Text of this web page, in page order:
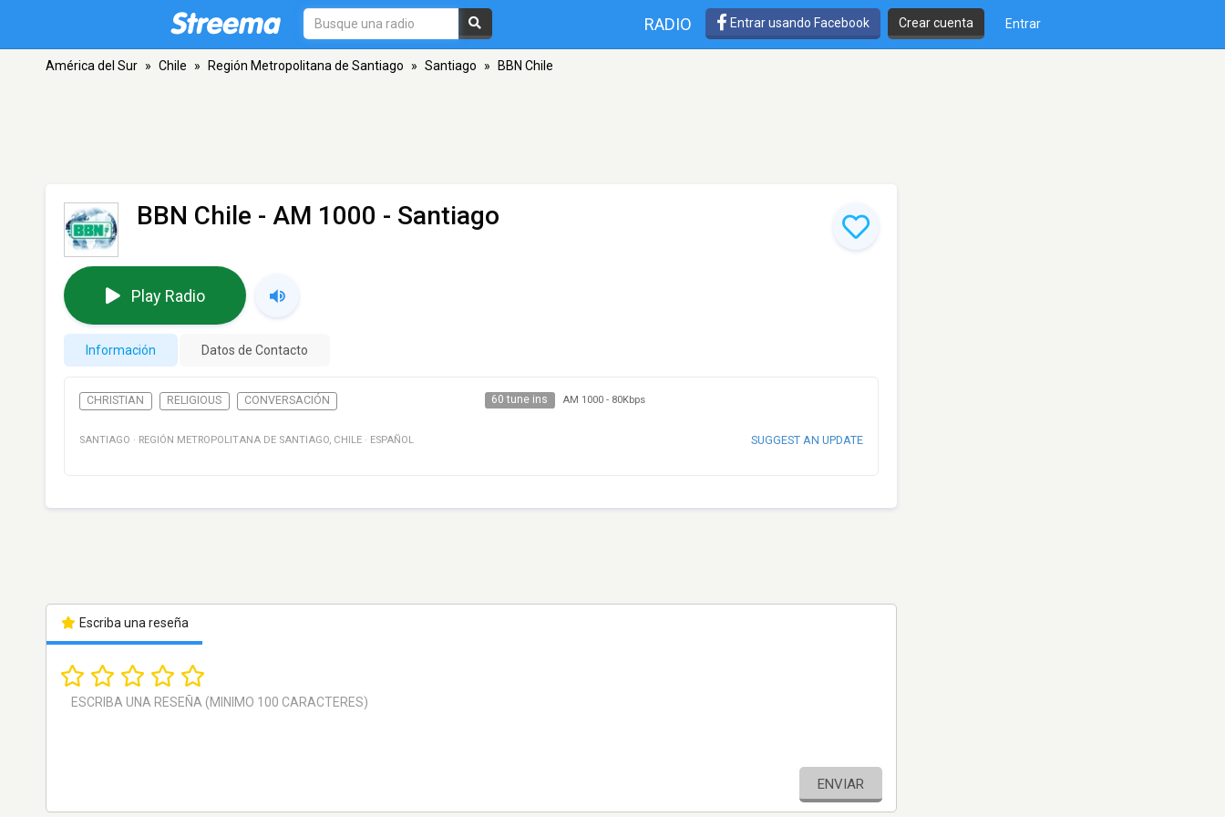
RADIO Entrar usando Facebook Crear cuenta Entrar
América del Sur » Chile » Región Metropolitana de Santiago » Santiago » BBN Chile
BBN Chile - AM 1000 - Santiago
Play Radio
Información Datos de Contacto
CHRISTIAN RELIGIOUS CONVERSACIÓN 60 tune ins AM 1000- 80Kbps
SANTIAGO · REGIÓN METROPOLITANA DE SANTIAGO, CHILE · ESPAÑOL SUGGEST AN UPDATE
Escriba una reseña
ENVIAR